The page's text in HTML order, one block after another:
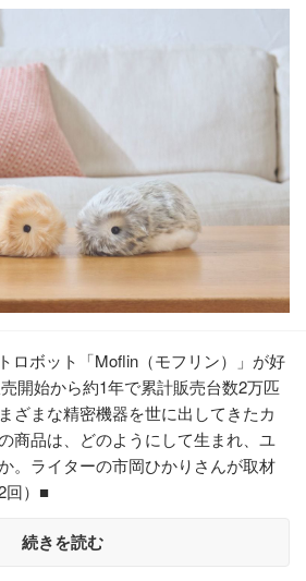
ロボット「Moflin（モフリン）」が好
開始から約1年で累計販売台数2万匹
ざまな精密機器を世に出してきたカ
商品は、どのようにして生まれ、ユ
。ライターの市岡ひかりさんが取材
回）■
続きを読む